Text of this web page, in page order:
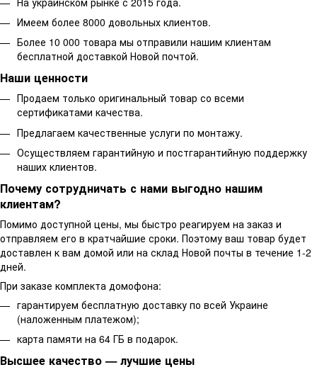
Имеем более 8000 довольных клиентов.
Более 10 000 товара мы отправили нашим клиентам
бесплатной доставкой Новой почтой.
Наши ценности
Продаем только оригинальный товар со всеми
сертификатами качества.
Предлагаем качественные услуги по монтажу.
Осуществляем гарантийную и постгарантийную поддержку
наших клиентов.
Почему сотрудничать с нами выгодно нашим
клиентам?
Помимо доступной цены, мы быстро реагируем на заказ и
отправляем его в кратчайшие сроки. Поэтому ваш товар будет
доставлен к вам домой или на склад Новой почты в течение 1-2
дней.
При заказе комплекта домофона:
гарантируем бесплатную доставку по всей Украине
(наложенным платежом);
карта памяти на 64 ГБ в подарок.
Высшее качество — лучшие цены